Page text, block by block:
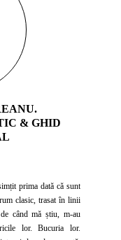
& GHID
prima dată că sunt
clasic, trasat în linii
când mă știu, m-au
lor. Bucuria lor.